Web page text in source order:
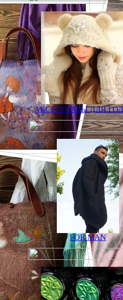
АКСЕССУАРЫ ДЛЯ
FOR MAN